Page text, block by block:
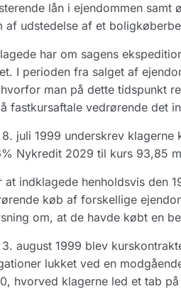
lån i ejendommen
af udstedelse af et
har om sagens
I perioden fra salget af
man på dette tidspunkt
fastkursaftale vedrørende det
juli 1999 underskrev
Nykredit 2029 til kurs 93,85
at indklagede henholdsvis den
køb af forskellige
om, at de havde købt en
august 1999 blev
lukket ved en
hvorved klagerne led et tab